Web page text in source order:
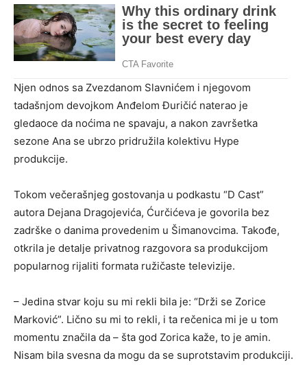
Njen odnos sa Zvezdanom Slavnićem i njegovom
tadašnjom devojkom Anđelom Đuričić naterao je
gledaoce da noćima ne spavaju, a nakon završetka
sezone Ana se ubrzo pridružila kolektivu Hype
produkcije.
Tokom večerašnjeg gostovanja u podkastu “D Cast”
autora Dejana Dragojevića, Ćurčićeva je govorila bez
zadrške o danima provedenim u Šimanovcima. Takođe,
otkrila je detalje privatnog razgovora sa produkcijom
popularnog rijaliti formata ružičaste televizije.
– Jedina stvar koju su mi rekli bila je: “Drži se Zorice
Marković”. Lično su mi to rekli, i ta rečenica mi je u tom
momentu značila da – šta god Zorica kaže, to je amin.
Nisam bila svesna da mogu da se suprotstavim produkciji.